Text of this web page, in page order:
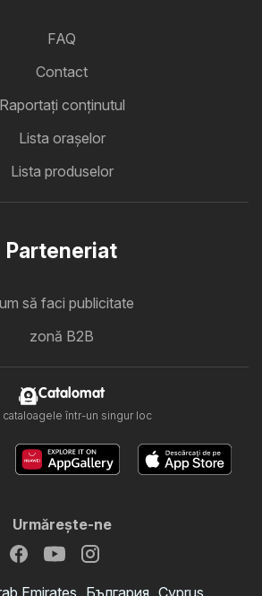
FAQ
Contact
Raportați conținutul
Lista oraşelor
Lista produselor
Parteneriat
să faci publicitate
zonă B2B
Catalomat
cataloagele într-un singur loc
Urmăreşte-ne
Emirates България Cyprus